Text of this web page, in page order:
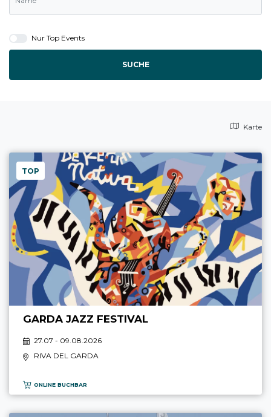
Nur Top Events
SUCHE
Karte
TOP
GARDA JAZZ FESTIVAL
27.07 - 09.08.2026
RIVA DEL GARDA
ONLINE BUCHBAR